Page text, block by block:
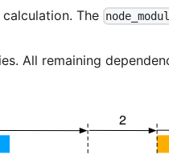
The
All remaining